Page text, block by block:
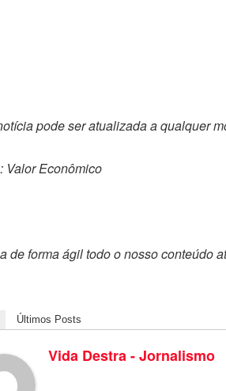
pode ser atualizada a qualquer
Valor Econômico
de forma ágil todo o nosso conteúdo
Últimos Posts
Vida Destra - Jornalismo